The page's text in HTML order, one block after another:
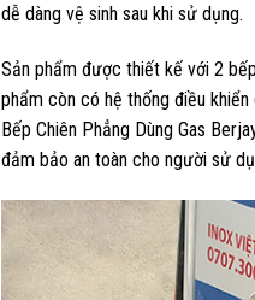
dễ dàng vệ sinh sau khi sử dụng.
Sản phẩm được thiết kế với 2
phẩm còn có hệ thống điều
Bếp Chiên Phẳng Dùng Gas
đảm bảo an toàn cho người sử